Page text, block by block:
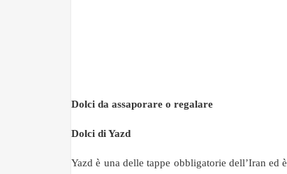
Dolci da assaporare o regalare
Dolci di Yazd
Yazd è una delle tappe obbligatorie dell’Iran ed